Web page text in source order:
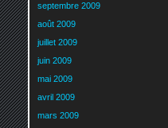
septembre 2009
août 2009
juillet 2009
juin 2009
mai 2009
avril 2009
mars 2009